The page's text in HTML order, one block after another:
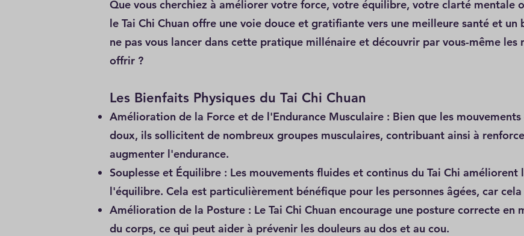
Que vous cherchiez à améliorer votre force, votre équilibre, votre clarté mentale
le Tai Chi Chuan offre une voie douce et gratifiante vers une meilleure santé et
ne pas vous lancer dans cette pratique millénaire et découvrir par vous-même les
offrir ?
Les Bienfaits Physiques du Tai Chi Chuan
Amélioration de la Force et de l'Endurance Musculaire : Bien que les mouvements
doux, ils sollicitent de nombreux groupes musculaires, contribuant ainsi à
augmenter l'endurance.
Souplesse et Équilibre : Les mouvements fluides et continus du Tai Chi
l'équilibre. Cela est particulièrement bénéfique pour les personnes âgées, car
Amélioration de la Posture : Le Tai Chi Chuan encourage une posture correcte
du corps, ce qui peut aider à prévenir les douleurs au dos et au cou.